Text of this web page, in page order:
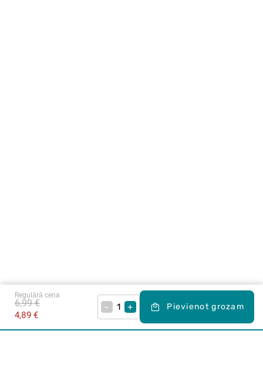
Regulārā cena
4,89 €
6,99 € – + Pievienot grozam